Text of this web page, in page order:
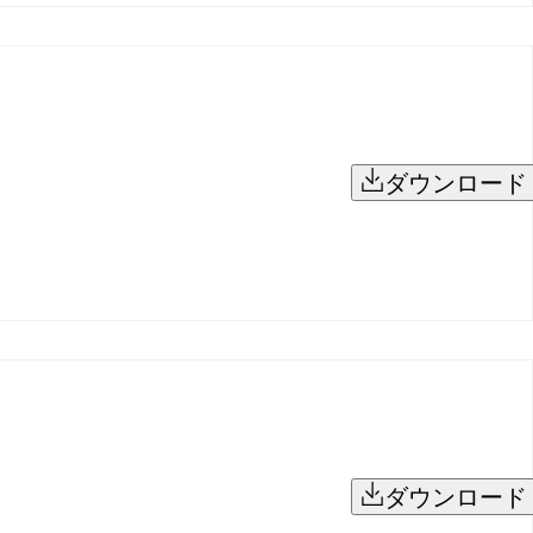
ダウンロード
ダウンロード